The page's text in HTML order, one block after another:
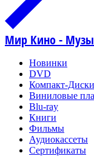
Мир Кино -
Новинки
DVD
Компакт-Диски
Виниловые
Blu-ray
Книги
Фильмы
Аудиокассеты
Сертификаты